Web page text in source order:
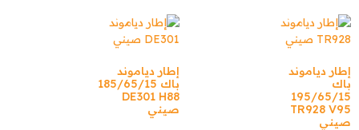
إطار دياموند
باك
195/65/15
TR928 V95
صيني
إطار دياموند
باك 185/65/15
DE301 H88
صيني